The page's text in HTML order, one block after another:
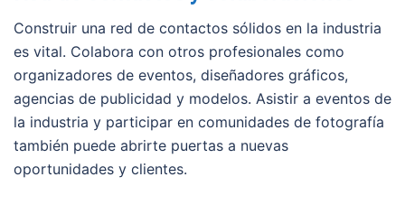
Construir una red de contactos sólidos en la industria
es vital. Colabora con otros profesionales como
organizadores de eventos, diseñadores gráficos,
agencias de publicidad y modelos. Asistir a eventos de
la industria y participar en comunidades de fotografía
también puede abrirte puertas a nuevas
oportunidades y clientes.